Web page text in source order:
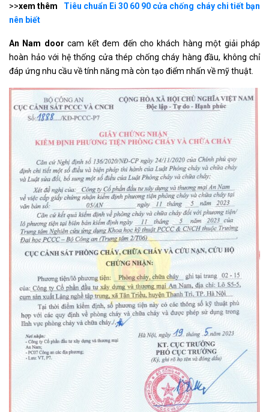
>>xem thêm
Tiêu chuẩn Ei 30 60 90 cửa chống cháy chi tiết bạn
nên biết
An Nam doorcam kết đem đến cho khách hàng một giải pháp
hoàn hảo với hệ thống cửa thép chống cháy hàng đầu, không chỉ
đáp ứng nhu cầu về tính năng mà còn tạo điểm nhấn về mỹ thuật.